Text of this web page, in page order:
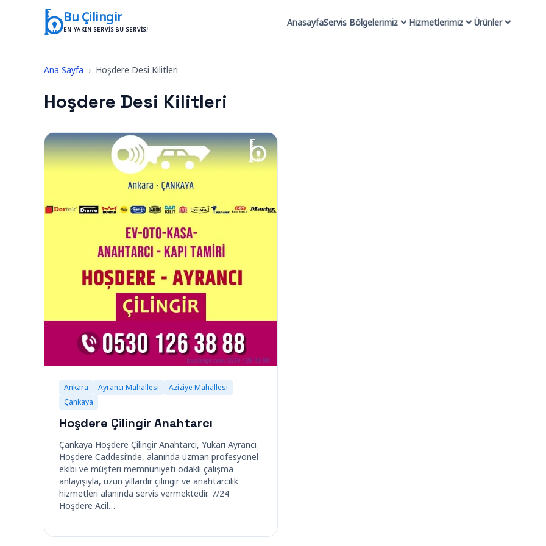
İçeriğe geç
Bu Çilingir
EN YAKIN SERVIS BU SERVIS!
AnasayfaServis Bölgelerimiz Hizmetlerimiz Ürünler
Ana Sayfa › Hoşdere Desi Kilitleri
Hoşdere Desi Kilitleri
Ankara Ayrancı Mahallesi
Aziziye Mahallesi
Çankaya
Hoşdere Çilingir Anahtarcı
Çankaya Hoşdere Çilingir Anahtarcı, Yukarı Ayrancı
Hoşdere Caddesi’nde, alanında uzman profesyonel
ekibi ve müşteri memnuniyeti odaklı çalışma
anlayışıyla, uzun yıllardır çilingir ve anahtarcılık
hizmetleri alanında servis vermektedir. 7/24
Hoşdere Acil…